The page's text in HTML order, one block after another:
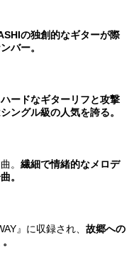
の独創的なギターが際
バー。
ハードなギターリフと攻撃
ングル級の人気を誇る。
。 繊細で情緒的なメロデ
。
』に収録され、 故郷への